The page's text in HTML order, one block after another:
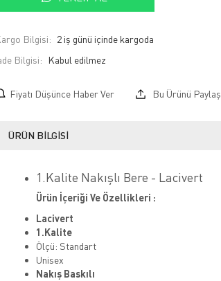
Bilgisi: 2 iş günü içinde kargoda
Bilgisi:
Fiyatı Düşünce Haber Ver Bu Ürünü Paylaş
ÜRÜN BILGISI
1.Kalite Nakışlı Bere - Lacivert
Ürün İçeriği Ve Özellikleri :
Lacivert
1.Kalite
Ölçü: Standart
Unisex
Nakış Baskılı